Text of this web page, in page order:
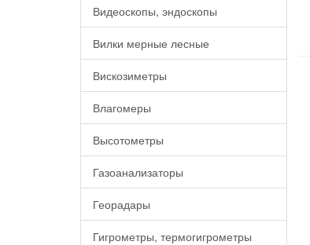
Видеоскопы, эндоскопы
Вилки мерные лесные
Вискозиметры
Влагомеры
Высотометры
Газоанализаторы
Георадары
Гигрометры, термогигрометры